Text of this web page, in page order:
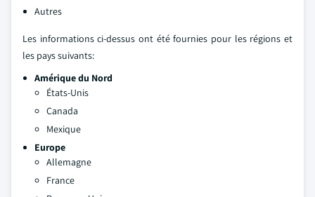
Autres
Les informations ci-dessus ont été fournies pour les régions et
les pays suivants:
Amérique du Nord
États-Unis
Canada
Mexique
Europe
Allemagne
France